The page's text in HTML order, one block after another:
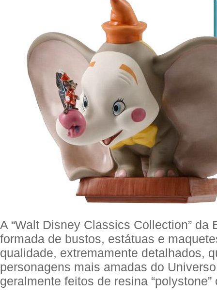
A “Walt Disney Classics Collection” da
formada de bustos, estátuas e
qualidade, extremamente detalhados,
personagens mais amadas do
geralmente feitos de resina